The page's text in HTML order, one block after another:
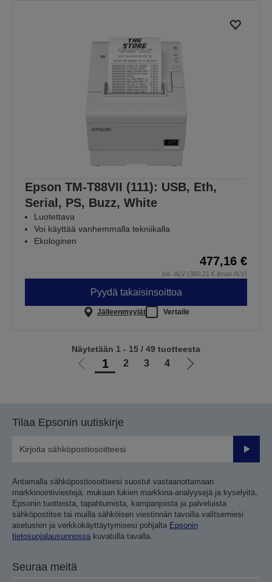
Epson TM-T88VII (111): USB, Eth,
Serial, PS, Buzz, White
Luotettava
Voi käyttää vanhemmalla tekniikalla
Ekologinen
477,16 €
sis. ALV (380,21 € ilman ALV)
Pyydä takaisinsoittoa
Jälleenmyyjät Vertaile
Siirry1 2 3 4
Siirry
Näytetään 1 - 15 / 49 tuotteesta
Tilaa Epsonin uutiskirje
Lähetä
Antamalla sähköpostiosoitteesi suostut vastaanottamaan
markkinointiviestejä, mukaan lukien markkina-analyysejä ja kyselyitä,
Epsonin tuotteista, tapahtumista, kampanjoista ja palveluista
sähköpostitse tai muilla sähköisen viestinnän tavoilla valitsemiesi
asetusten ja verkkokäyttäytymisesi pohjalta Epsonin
tietosuojalausunnossa kuvatulla tavalla.
Seuraa meitä